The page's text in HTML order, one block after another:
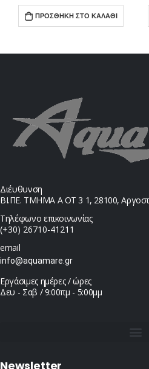
ΠΡΟΣΘΉΚΗ ΣΤΟ ΚΑΛΆΘΙ
Διέυθυνση
ΒΙ.ΠΕ. ΤΜΗΜΑ Α ΟΤ 3 1, 28100,
Τηλέφωνο επικοινωνίας
(+30) 26710-41211
email
info@aquamare.gr
Εργάσιμες ημέρες / ώρες
Δευ - Σαβ / 9:00πμ - 5:00μμ
Newsletter